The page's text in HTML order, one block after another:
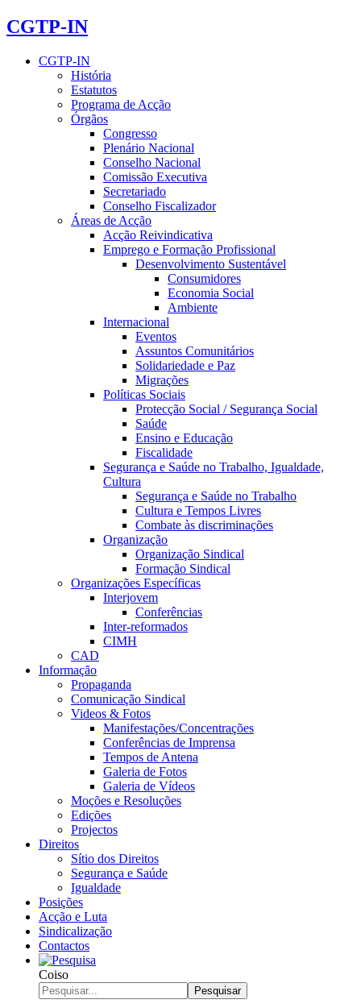
CGTP-IN
CGTP-IN
História
Estatutos
Programa de Acção
Órgãos
Congresso
Plenário Nacional
Conselho Nacional
Comissão Executiva
Secretariado
Conselho Fiscalizador
Áreas de Acção
Acção Reivindicativa
Emprego e Formação Profissional
Desenvolvimento Sustentável
Consumidores
Economia Social
Ambiente
Internacional
Eventos
Assuntos Comunitários
Solidariedade e Paz
Migrações
Políticas Sociais
Protecção Social / Segurança Social
Saúde
Ensino e Educação
Fiscalidade
Segurança e Saúde no Trabalho, Igualdade,
Cultura
Segurança e Saúde no Trabalho
Cultura e Tempos Livres
Combate às discriminações
Organização
Organização Sindical
Formação Sindical
Organizações Específicas
Interjovem
Conferências
Inter-reformados
CIMH
CAD
Informação
Propaganda
Comunicação Sindical
Videos & Fotos
Manifestações/Concentrações
Conferências de Imprensa
Tempos de Antena
Galeria de Fotos
Galeria de Vídeos
Moções e Resoluções
Edições
Projectos
Direitos
Sítio dos Direitos
Segurança e Saúde
Igualdade
Posições
Acção e Luta
Sindicalização
Contactos
Coiso
Pesquisar